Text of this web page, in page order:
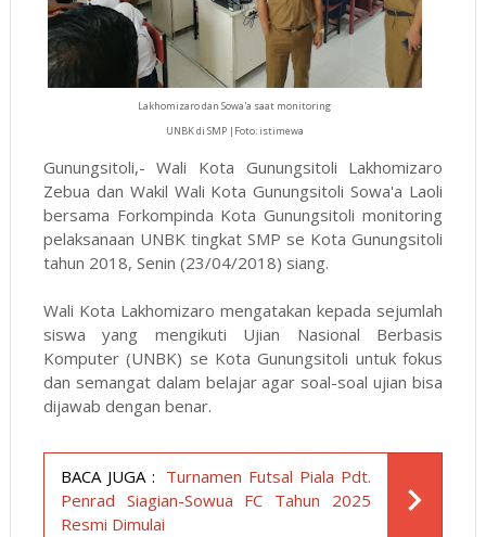
Lakhomizaro dan Sowa'a saat monitoring
UNBK di SMP |Foto: istimewa
Gunungsitoli,- Wali Kota Gunungsitoli Lakhomizaro
Zebua dan Wakil Wali Kota Gunungsitoli Sowa'a Laoli
bersama Forkompinda Kota Gunungsitoli monitoring
pelaksanaan UNBK tingkat SMP se Kota Gunungsitoli
tahun 2018, Senin (23/04/2018) siang.
Wali Kota Lakhomizaro mengatakan kepada sejumlah
siswa yang mengikuti Ujian Nasional Berbasis
Komputer (UNBK) se Kota Gunungsitoli untuk fokus
dan semangat dalam belajar agar soal-soal ujian bisa
dijawab dengan benar.
BACA JUGA : Turnamen Futsal Piala Pdt.
Penrad Siagian-Sowua FC Tahun 2025
Resmi Dimulai